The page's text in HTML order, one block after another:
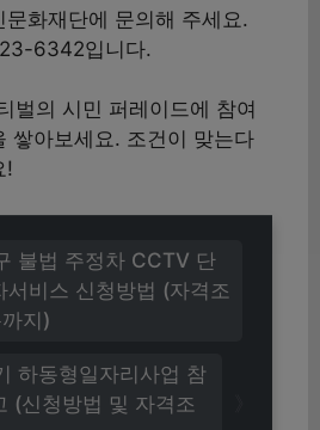
화재단에 문의해 주세요.
6342입니다.
벌의 시민 퍼레이드에 참여
쌓아보세요. 조건이 맞는다
!
하동형일자리사업 참
(신청방법 및 자격조
불법 주정차 CCTV 단
서비스 신청방법 (자격조
지)